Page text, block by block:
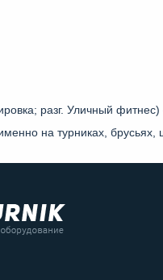
разг. Уличный
на турниках, брусьях,